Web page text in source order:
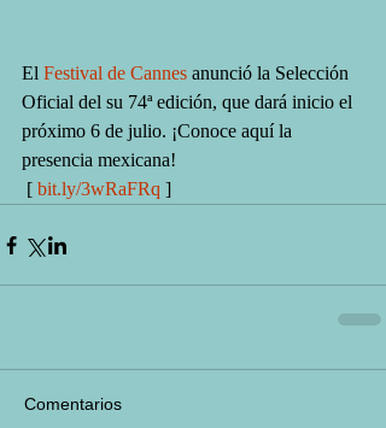
El Festival de Cannes anunció la Selección
Oficial del su 74ª edición, que dará inicio el
próximo 6 de julio. ¡Conoce aquí la
presencia mexicana!
[ bit.ly/3wRaFRq ]
Comentarios